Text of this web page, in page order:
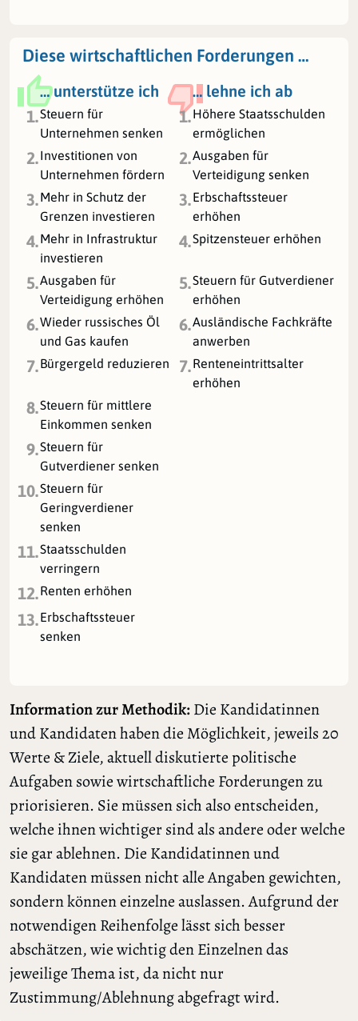
Diese wirtschaftlichen Forderungen …
… unterstütze ich
… lehne ich ab
1.Steuern für
Unternehmen senken
1.Höhere Staatsschulden
ermöglichen
2.Investitionen von
Unternehmen fördern
2.Ausgaben für
Verteidigung senken
3.Mehr in Schutz der
Grenzen investieren
3.Erbschaftssteuer
erhöhen
4.Mehr in Infrastruktur
investieren
4.Spitzensteuer erhöhen
5.Ausgaben für
Verteidigung erhöhen
5.Steuern für Gutverdiener
erhöhen
6.Wieder russisches Öl
und Gas kaufen
6.Ausländische Fachkräfte
anwerben
7.Bürgergeld reduzieren 7.Renteneintrittsalter
erhöhen
8.Steuern für mittlere
Einkommen senken
9.Steuern für
Gutverdiener senken
10.Steuern für
Geringverdiener
senken
11.Staatsschulden
verringern
12.Renten erhöhen
13.Erbschaftssteuer
senken
Information zur Methodik:Die Kandidatinnen
und Kandidaten haben die Möglichkeit, jeweils 20
Werte & Ziele, aktuell diskutierte politische
Aufgaben sowie wirtschaftliche Forderungen zu
priorisieren. Sie müssen sich also entscheiden,
welche ihnen wichtiger sind als andere oder welche
sie gar ablehnen. Die Kandidatinnen und
Kandidaten müssen nicht alle Angaben gewichten,
sondern können einzelne auslassen. Aufgrund der
notwendigen Reihenfolge lässt sich besser
abschätzen, wie wichtig den Einzelnen das
jeweilige Thema ist, da nicht nur
Zustimmung/Ablehnung abgefragt wird.